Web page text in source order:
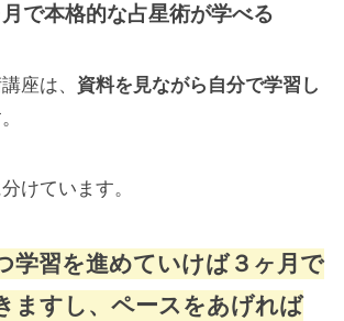
で本格的な占星術が学べる
座は、 資料を見ながら自分で学習し
けています。
学習を進めていけば３ヶ月で
ますし、ペースをあげれば